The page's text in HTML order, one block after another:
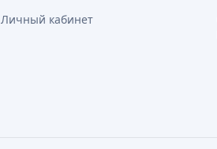
Личный кабинет